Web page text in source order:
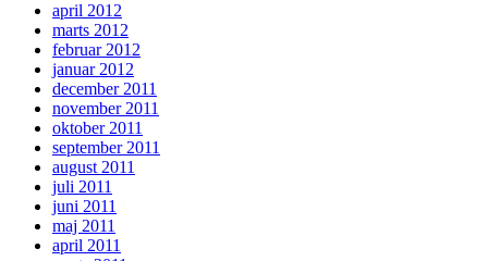
april 2012
marts 2012
februar 2012
januar 2012
december 2011
november 2011
oktober 2011
september 2011
august 2011
juli 2011
juni 2011
maj 2011
april 2011